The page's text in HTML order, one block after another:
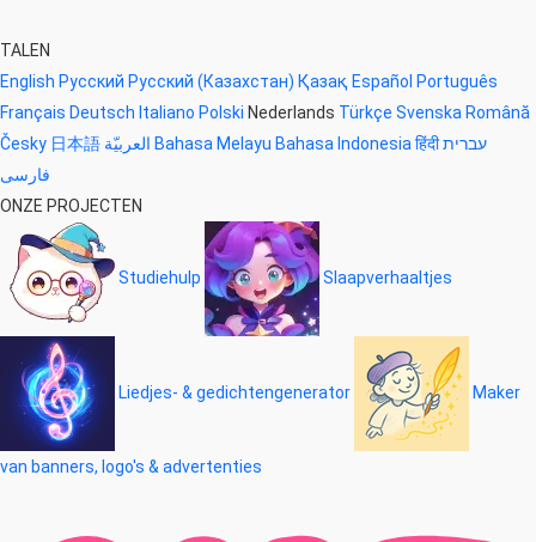
TALEN
English Русский Русский (Казахстан) Қазақ Español Português
Français Deutsch Italiano Polski Nederlands Türkçe Svenska Română
Česky 日本語 Bahasa Melayu Bahasa Indonesia हिंदीעברית
فارسی
ONZE PROJECTEN
Studiehulp Slaapverhaaltjes
Liedjes- & gedichtengenerator Maker
van banners, logo's & advertenties